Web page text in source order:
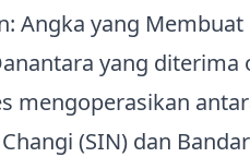
Angka yang
yang diterima
mengoperasikan
(SIN) dan